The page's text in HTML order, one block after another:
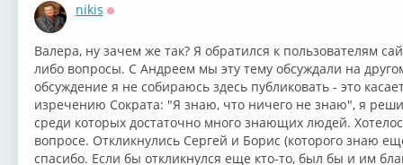
nikis
Валера, ну зачем же так? Я обратился к пользователям
либо вопросы. С Андреем мы эту тему обсуждали на
обсуждение я не собираюсь здесь публиковать - это
изречению Сократа: "Я знаю, что ничего не знаю", я
среди которых достаточно много знающих людей.
вопросе. Откликнулись Сергей и Борис (которого знаю
спасибо. Если бы откликнулся еще кто-то, был бы и им